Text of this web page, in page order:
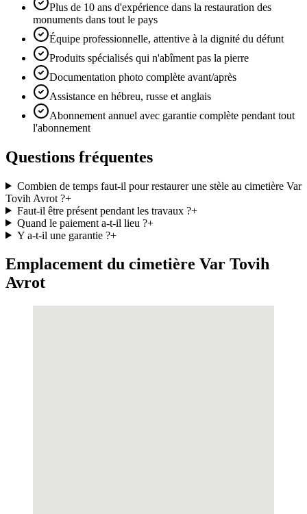
Plus de 10 ans d'expérience dans la restauration des
monuments dans tout le pays
Équipe professionnelle, attentive à la dignité du défunt
Produits spécialisés qui n'abîment pas la pierre
Documentation photo complète avant/après
Assistance en hébreu, russe et anglais
Abonnement annuel avec garantie complète pendant tout
l'abonnement
Questions fréquentes
Combien de temps faut-il pour restaurer une stèle au cimetière Var
Tovih Avrot ?+
Faut-il être présent pendant les travaux ?+
Quand le paiement a-t-il lieu ?+
Y a-t-il une garantie ?+
Emplacement du cimetière Var Tovih
Avrot